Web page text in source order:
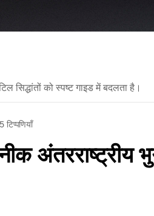
सिद्धांतों को स्पष्ट गाइड में बदलता है।
टिप्पणियाँ
अंतरराष्ट्रीय